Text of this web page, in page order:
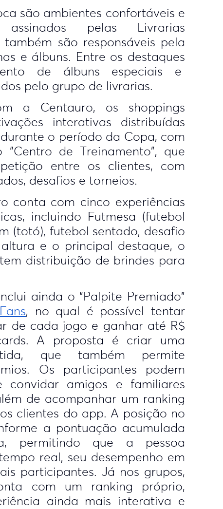
são ambientes confortáveis e
assinados pelas Livrarias
também são responsáveis pela
e álbuns. Entre os destaques
de álbuns especiais e
pelo grupo de livrarias.
a Centauro, os shoppings
interativas distribuídas
o período da Copa, com
de Treinamento”, que
entre os clientes, com
desafios e torneios.
conta com cinco experiências
incluindo Futmesa (futebol
(totó), futebol sentado, desafio
e o principal destaque, o
distribuição de brindes para
ainda o “Palpite Premiado”
, no qual é possível tentar
de cada jogo e ganhar até R$
A proposta é criar uma
que também permite
Os participantes podem
convidar amigos e familiares
de acompanhar um ranking
clientes do app. A posição no
a pontuação acumulada
permitindo que a pessoa
real, seu desempenho em
participantes. Já nos grupos,
com um ranking próprio,
ainda mais interativa e